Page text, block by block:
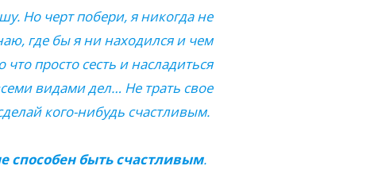
Но черт побери, я никогда не
где бы я ни находился и чем
просто сесть и насладиться
видами дел… Не трать свое
кого-нибудь счастливым.
способен быть счастливым.